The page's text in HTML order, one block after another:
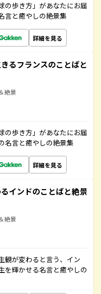
の歩き方」があなたにお届
言と癒やしの絶景集
詳細を見る
るフランスのことばと
絶景
の歩き方」があなたにお届
名言と癒やしの絶景集
詳細を見る
インドのことばと絶景
絶景
観が変わると言う、イン
を輝かせる名言と癒やしの